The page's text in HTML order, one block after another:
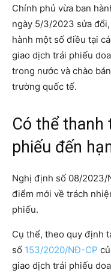
Chính phủ vừa ban
ngày 5/3/2023 sửa
hành một số điều tại
giao dịch trái phiếu
trong nước và chào
trường quốc tế.
Có thể thanh
phiếu đến
Nghị định số 08/2023/
điểm mới về trách
phiếu.
Cụ thể, theo quy định
số 153/2020/NĐ-CP
giao dịch trái phiếu